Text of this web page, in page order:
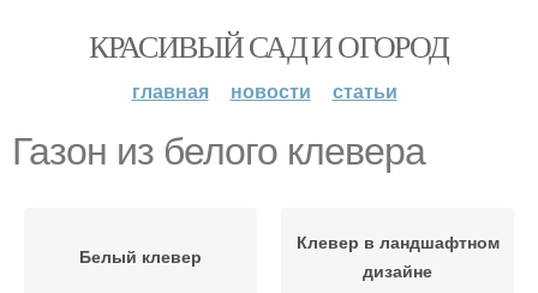
КРАСИВЫЙ САД И ОГОРОД
главная новости статьи
Газон из белого клевера
Белый клевер
Клевер в ландшафтном
дизайне